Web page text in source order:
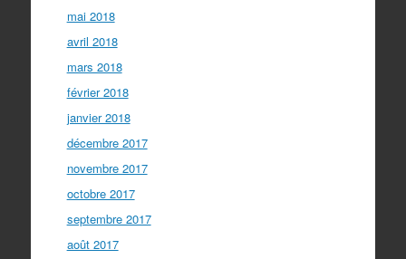
mai 2018
avril 2018
mars 2018
février 2018
janvier 2018
décembre 2017
novembre 2017
octobre 2017
septembre 2017
août 2017